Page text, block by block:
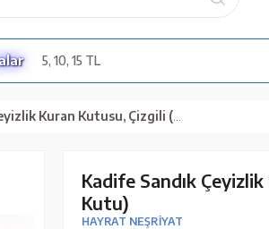
5, 10, 15 TL
Kutusu, Çizgili (Siyah, İçi Boş Kutu)
Kadife Sandık
Kutu)
HAYRAT NEŞRİYAT